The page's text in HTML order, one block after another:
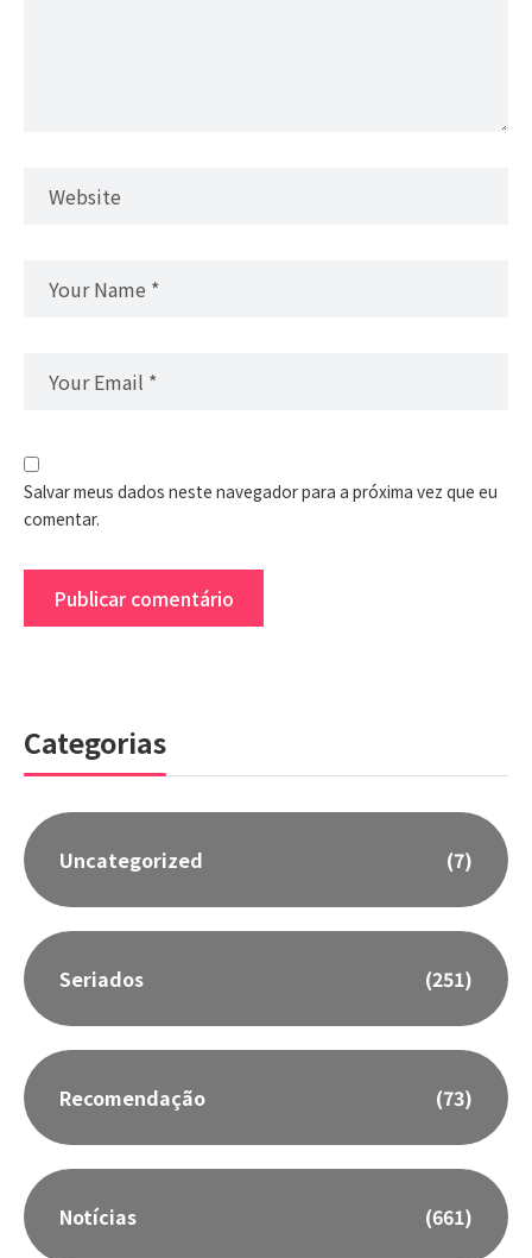
Salvar meus dados neste navegador para a próxima vez que eu
comentar.
Categorias
Uncategorized (7)
Seriados (251)
Recomendação (73)
Notícias (661)